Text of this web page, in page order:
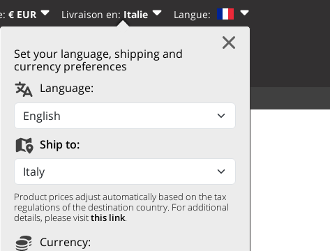
€ EUR Livraison en: Italie Langue:
Set your language, shipping and
currency preferences
Language:
Ship to:
Product prices adjust automatically based on the tax
regulations of the destination country. For additional
details, please visitthis link.
Currency:
| S’INSCRIRE PANIER
AUTRES